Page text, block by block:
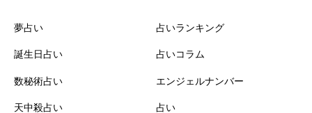
夢占い
誕生日占い
数秘術占い
天中殺占い
占いランキング
占いコラム
エンジェルナンバー
占い